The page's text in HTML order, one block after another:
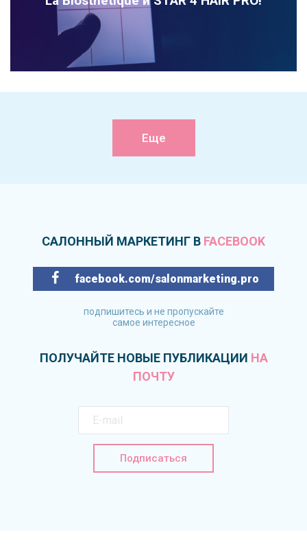
Еще
САЛОННЫЙ МАРКЕТИНГ В FACEBOOK
facebook.com/salonmarketing.pro
подпишитесь и не пропускайте
самое интересное
ПОЛУЧАЙТЕ НОВЫЕ ПУБЛИКАЦИИ НА
ПОЧТУ
Подписаться